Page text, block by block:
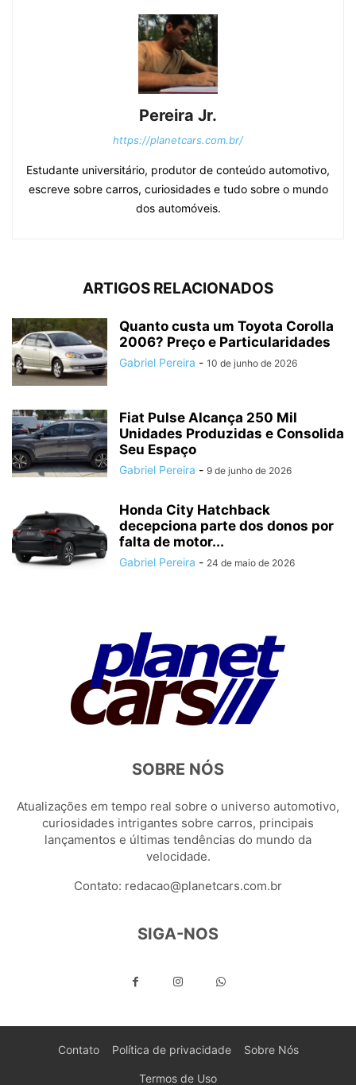
Pereira Jr.
https://planetcars.com.br/
Estudante universitário, produtor de conteúdo automotivo,
escreve sobre carros, curiosidades e tudo sobre o mundo
dos automóveis.
ARTIGOS RELACIONADOS
Quanto custa um Toyota Corolla
2006? Preço e Particularidades
Gabriel Pereira - 10 de junho de 2026
Fiat Pulse Alcança 250 Mil
Unidades Produzidas e Consolida
Seu Espaço
Gabriel Pereira - 9 de junho de 2026
Honda City Hatchback
decepciona parte dos donos por
falta de motor...
Gabriel Pereira - 24 de maio de 2026
SOBRE NÓS
Atualizações em tempo real sobre o universo automotivo,
curiosidades intrigantes sobre carros, principais
lançamentos e últimas tendências do mundo da
velocidade.
Contato: redacao@planetcars.com.br
SIGA-NOS
Contato Política de privacidade Sobre Nós
Termos de Uso